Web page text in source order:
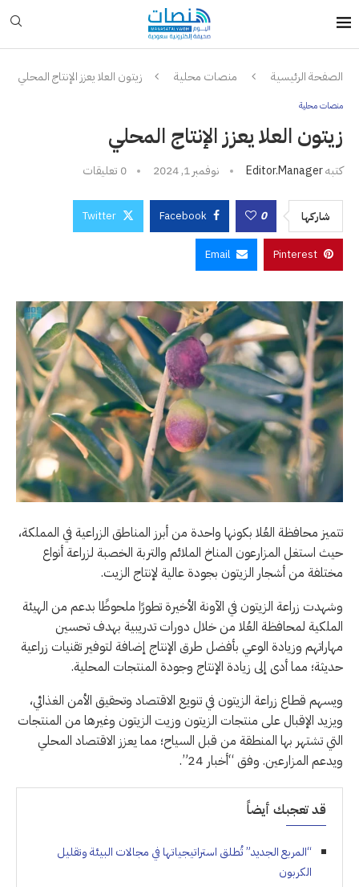
الصفحة الرئيسية منصات محلية زيتون العلا يعزز الإنتاج المحلي
منصات محلية
زيتون العلا يعزز الإنتاج المحلي
كتبهEditor.manager نوفمبر 1, 2024 0 تعليقات
شاركها 0
Facebook
Twitter
Pinterest
Email
تتميز محافظة العُلا بكونها واحدة من أبرز المناطق الزراعية في المملكة،
حيث استغل المزارعون المناخ الملائم والتربة الخصبة لزراعة أنواع
مختلفة من أشجار الزيتون بجودة عالية لإنتاج الزيت.
وشهدت زراعة الزيتون في الآونة الأخيرة تطورًا ملحوظًا بدعم من الهيئة
الملكية لمحافظة العُلا من خلال دورات تدريبية بهدف تحسين
مهاراتهم وزيادة الوعي بأفضل طرق الإنتاج إضافة لتوفير تقنيات زراعية
حديثة؛ مما أدى إلى زيادة الإنتاج وجودة المنتجات المحلية.
ويسهم قطاع زراعة الزيتون في تنويع الاقتصاد وتحقيق الأمن الغذائي،
ويزيد الإقبال على منتجات الزيتون وزيت الزيتون وغيرها من المنتجات
التي تشتهر بها المنطقة من قبل السياح؛ مما يعزز الاقتصاد المحلي
ويدعم المزارعين. وفق “أخبار 24”.
قد تعجبك أيضاً
“المربع الجديد” تُطلق استراتيجياتها في مجالات البيئة وتقليل
الكربون